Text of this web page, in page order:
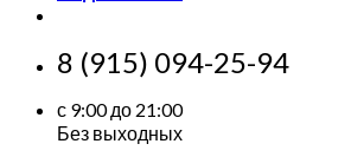
8 (915) 094-25-94
с 9:00 до 21:00
Без выходных